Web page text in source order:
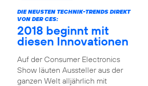
DIE NEUSTEN TECHNIK-TRENDS DIREKT
VON DER CES:
2018 beginnt mit
diesen Innovationen
Auf der Consumer Electronics
Show läuten Aussteller aus der
ganzen Welt alljährlich mit